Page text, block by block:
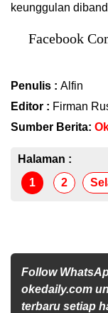
keunggulan
Facebook
Penulis : Alfin
Editor : Firman
Sumber Berita:
Halaman :
1
2
Follow
okedaily.com
terbaru setiap